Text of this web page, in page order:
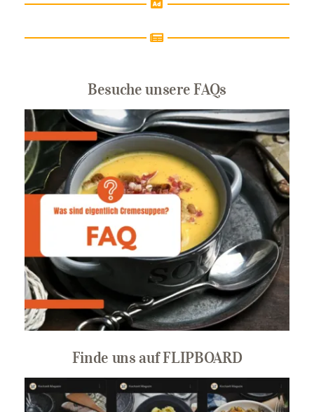
Besuche unsere FAQs
Finde uns auf FLIPBOARD